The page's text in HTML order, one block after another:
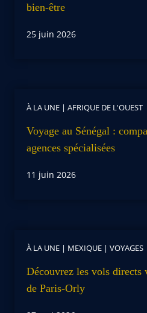
bien-être
25 juin 2026
À LA UNE | AFRIQUE DE L'OUEST
Voyage au Sénégal :
agences spécialisées
11 juin 2026
À LA UNE | MEXIQUE | VOYAGES
Découvrez les vols directs
de Paris-Orly